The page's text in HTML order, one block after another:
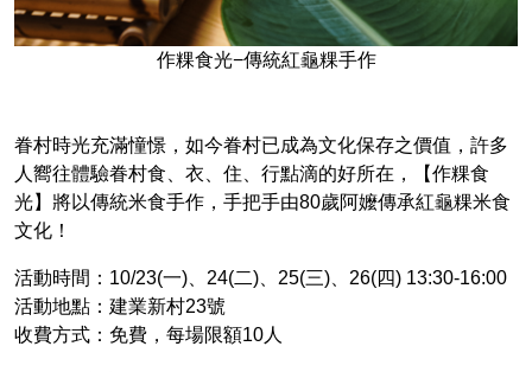
作粿食光−傳統紅龜粿手作
眷村時光充滿憧憬，如今眷村已成為文化保存之價值，許多
人嚮往體驗眷村食、衣、住、行點滴的好所在，【作粿食
光】將以傳統米食手作，手把手由80歲阿嬤傳承紅龜粿米食
文化！
活動時間：10/23(一)、24(二)、25(三)、26(四) 13:30-16:00
活動地點：建業新村23號
收費方式：免費，每場限額10人